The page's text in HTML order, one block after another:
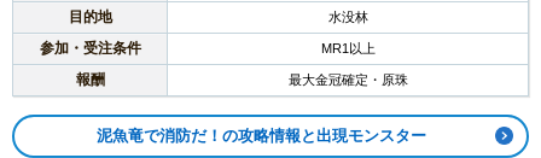
目的地 水没林
参加・受注条件 MR1以上
報酬 最大金冠確定・原珠
泥魚竜で消防だ！の攻略情報と出現モンスター